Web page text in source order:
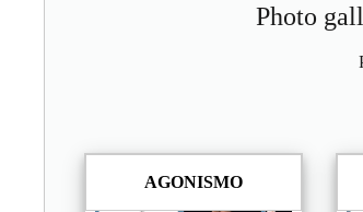
Photo
AGONISMO